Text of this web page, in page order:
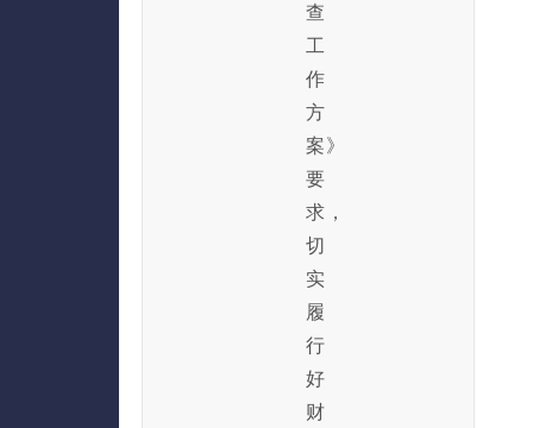
查
工
作
方
案》
要
求，
切
实
履
行
好
财